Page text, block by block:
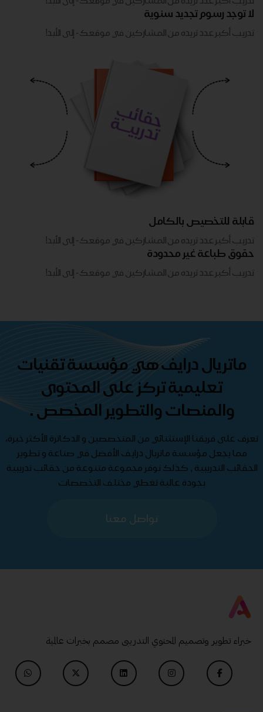
لا توجد رسوم تجديد سنوية
تدريب أكبر عدد تريده من المشاركين في موقعك - ​​إلى الأبد!
قابلة للتخصيص بالكامل
تدريب أكبر عدد تريده من المشاركين في موقعك - ​​إلى الأبد!
حقوق طباعة غير محدودة
تدريب أكبر عدد تريده من المشاركين في موقعك - ​​إلى الأبد!
ماتريال درايف هي مؤسسة تقنيات
تعليمية تركز على المحتوى
والمنصات والتطوير المخصص .
تعرف على فريقنا الإستثنائي من المتخصصين و الدكاترة الأكثر خبرة،
مما يجعل مؤسسة ماتريال درايف الأفضل في صناعة و تطوير
الحقائب التدريبية , كذلك نوفر مجموعة متنوعة من حقائب تدريبية
بجودة عالية تغطي مختلف التخصصات
تواصل معنا
خبراء تطوير وتصميم المحتوي التدريبى مصمم بخبرات عالمية